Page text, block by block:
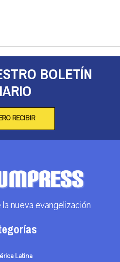
BOLETÍN
RECIBIR
nueva evangelización
Latina